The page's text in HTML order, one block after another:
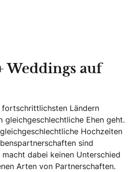
Weddings auf
Ländern
gleichgeschlechtliche Ehen geht.
Hochzeiten
sind
dabei keinen Unterschied
Arten von Partnerschaften.